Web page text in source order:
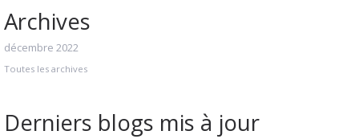
Archives
décembre 2022
Toutes les archives
Derniers blogs mis à jour